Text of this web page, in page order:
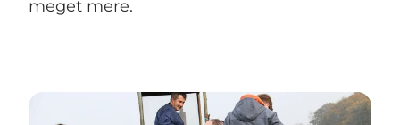
meget mere.